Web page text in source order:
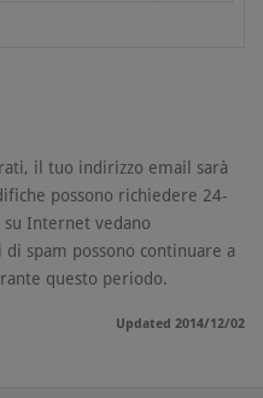
il tuo indirizzo email sarà
possono richiedere 24-
Internet vedano
spam possono continuare a
questo periodo.
Updated 2014/12/02